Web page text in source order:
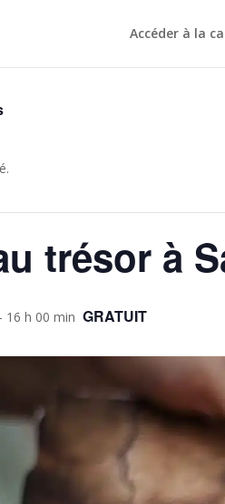
Accéder à la
trésor à
- 16 h 00 min GRATUIT